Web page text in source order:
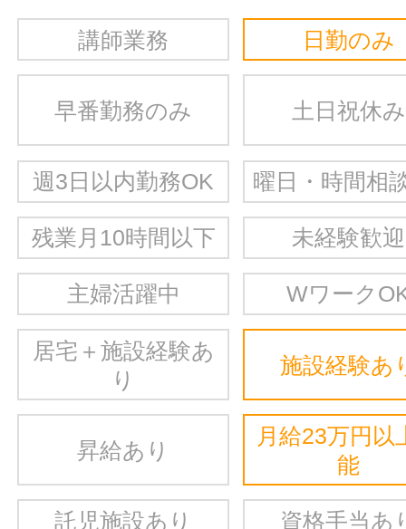
講師業務 日勤のみ
早番勤務のみ 土日祝休み
週3日以内勤務OK 曜日・時間相
残業月10時間以下 未経験歓迎
主婦活躍中 Wワーク
居宅＋施設経験あ
り
施設経験あ
昇給あり
月給23万円以
能
託児施設あり 資格手当あ